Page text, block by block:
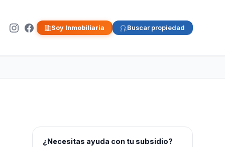
Soy Inmobiliaria Buscar propiedad
¿Necesitas ayuda con tu subsidio?